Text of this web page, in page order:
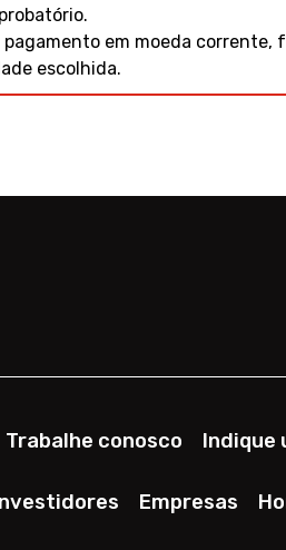
pagamento em moeda
escolhida.
Trabalhe conosco Indique
Empresas